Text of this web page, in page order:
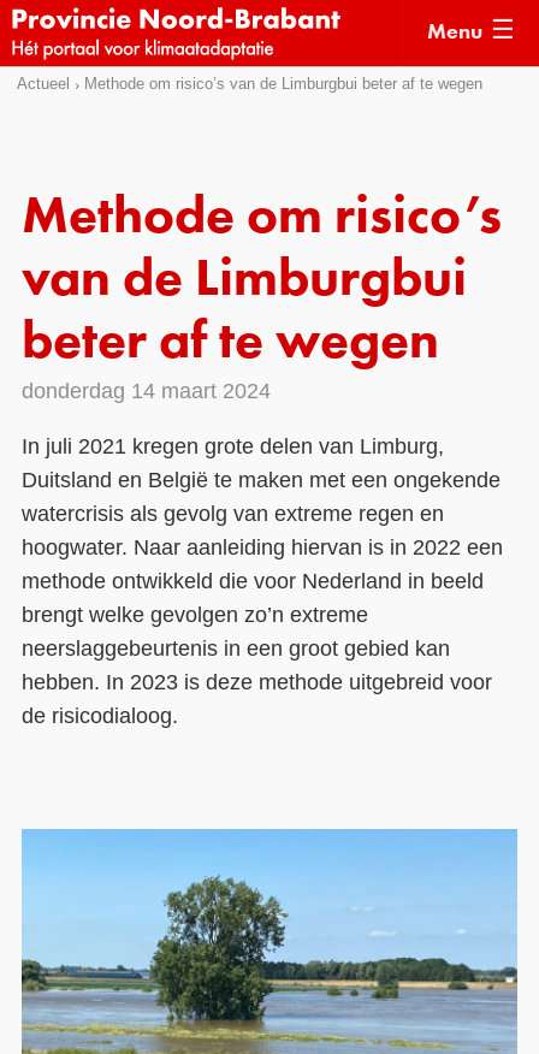
Sla
naar
menu
naar
pagina
Menu
Actueel Methode om risico’s van de Limburgbui beter af te wegen
Methode om risico’s
van de Limburgbui
beter af te wegen
donderdag 14 maart 2024
In juli 2021 kregen grote delen van Limburg,
Duitsland en België te maken met een ongekende
watercrisis als gevolg van extreme regen en
hoogwater. Naar aanleiding hiervan is in 2022 een
methode ontwikkeld die voor Nederland in beeld
brengt welke gevolgen zo’n extreme
neerslaggebeurtenis in een groot gebied kan
hebben. In 2023 is deze methode uitgebreid voor
de risicodialoog.
Actueel
Klimaatverhalen
Hulpmiddelen
Voorbeelden
Subsidies
Monitoring
Contact
LIFE-IP Klimaatadaptatie